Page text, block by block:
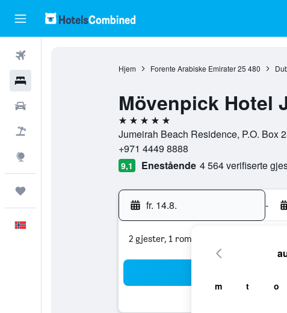
Hjem Forente Arabiske Emirater 25 480
Mövenpick Hotel
5 stjerner
Jumeirah Beach Residence, P.O. Box
+971 4449 8888
9,1 Enestående 4 564 verifiserte
fr. 14.8. -
2 gjester, 1 rom
m t o